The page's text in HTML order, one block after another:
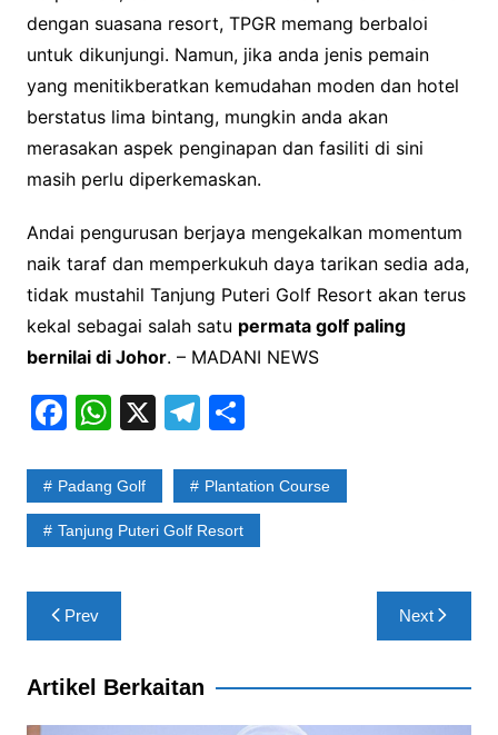
dengan suasana resort, TPGR memang berbaloi
untuk dikunjungi. Namun, jika anda jenis pemain
yang menitikberatkan kemudahan moden dan hotel
berstatus lima bintang, mungkin anda akan
merasakan aspek penginapan dan fasiliti di sini
masih perlu diperkemaskan.
Andai pengurusan berjaya mengekalkan momentum
naik taraf dan memperkukuh daya tarikan sedia ada,
tidak mustahil Tanjung Puteri Golf Resort akan terus
kekal sebagai salah satu permata golf paling
bernilai di Johor. – MADANI NEWS
F
c
e
b
o
o
W
at
s
A
p
X T
e
gr
a
S
ar
e
Padang Golf Plantation Course
Tanjung Puteri Golf Resort
Post
navigation
Prev Next
Artikel Berkaitan